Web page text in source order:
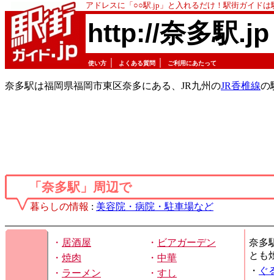
アドレスに「○○駅.jp」と入れるだけ！駅街ガイド
http://奈多駅.jp
使い方 よくある質問 ご利用にあたって
奈多駅は福岡県福岡市東区奈多にある、JR九州のJR香椎線の
「奈多駅」周辺で
暮らしの情報 : 美容院・病院・駐車場など
・ 居酒屋 ・ ビアガーデン
・ 焼肉 ・ 中華
・ ラーメン ・ すし
奈多
とも
・ ぐ